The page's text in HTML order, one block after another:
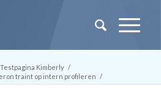
Testpagina Kimberly /
traint op intern profileren /